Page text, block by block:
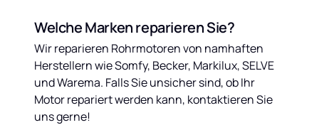
Welche Marken reparieren Sie?
Wir reparieren Rohrmotoren von namhaften
Herstellern wie Somfy, Becker, Markilux, SELVE
und Warema. Falls Sie unsicher sind, ob Ihr
Motor repariert werden kann, kontaktieren Sie
uns gerne!